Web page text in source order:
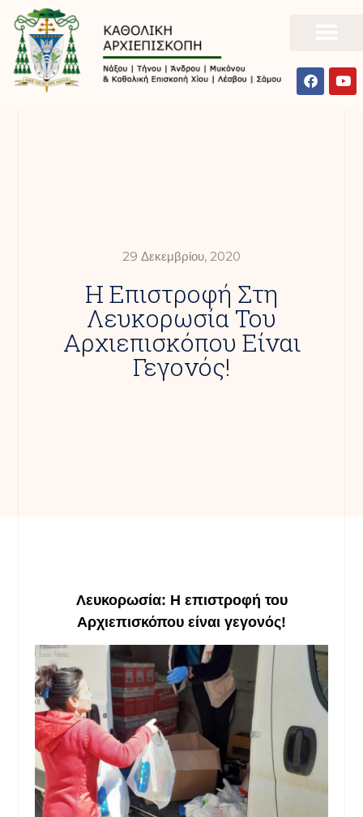
29 Δεκεμβρίου, 2020
Η Επιστροφή Στη
Λευκορωσία Του
Αρχιεπισκόπου Είναι
Γεγονός!
Λευκορωσία: Η επιστροφή του
Αρχιεπισκόπου είναι γεγονός!